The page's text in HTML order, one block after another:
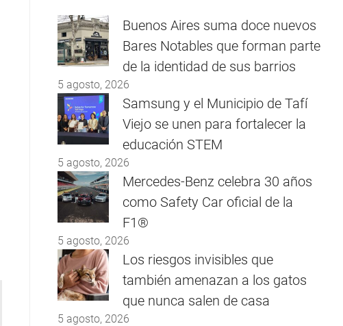
Buenos Aires suma doce nuevos
Bares Notables que forman parte
de la identidad de sus barrios
5 agosto, 2026
Samsung y el Municipio de Tafí
Viejo se unen para fortalecer la
educación STEM
5 agosto, 2026
Mercedes-Benz celebra 30 años
como Safety Car oficial de la
F1®
5 agosto, 2026
Los riesgos invisibles que
también amenazan a los gatos
que nunca salen de casa
5 agosto, 2026